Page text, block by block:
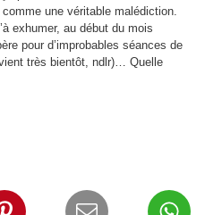
comme une véritable malédiction.
exhumer, au début du mois
pour d’improbables séances de
très bientôt, ndlr)… Quelle